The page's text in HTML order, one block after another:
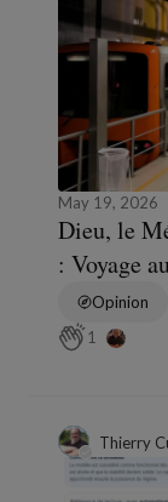
May 19, 2026
Dieu, le
: Voyage
Opinion
1
Thierry